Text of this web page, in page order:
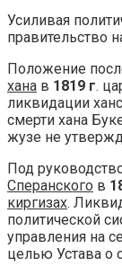
Усиливая
правительство
Положение
хана в 1819 г.
ликвидации
смерти хана
жузе не
Под
Сперанского в
киргизах.
политической
управления на
целью Устава о